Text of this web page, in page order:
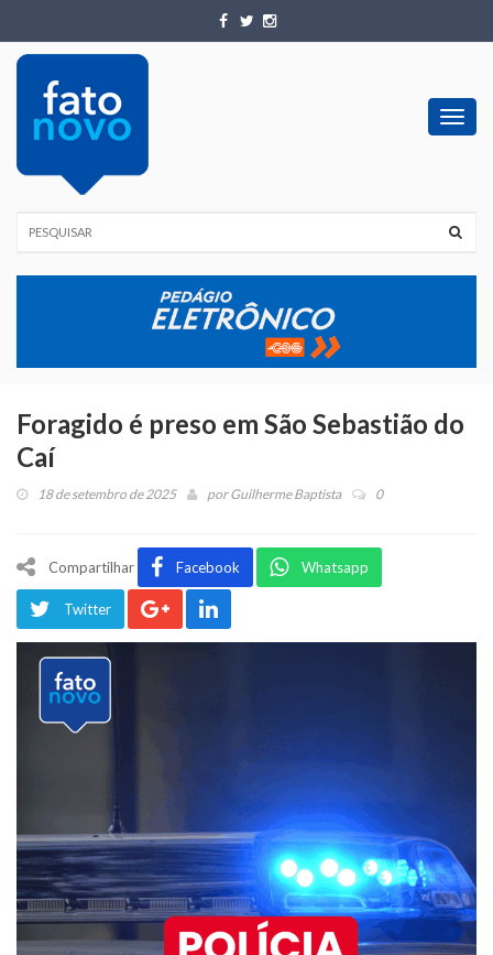
Foragido é preso em São Sebastião do
Caí
18 de setembro de 2025 porGuilherme Baptista 0
Compartilhar Facebook Whatsapp
Twitter